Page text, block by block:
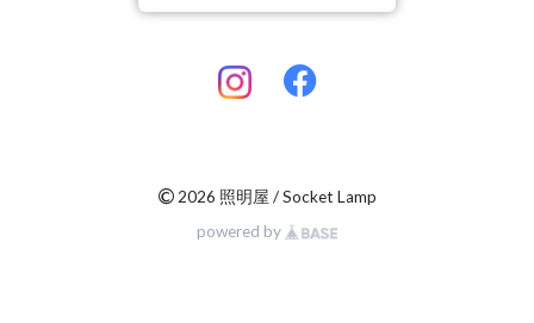
©2026 照明屋 / Socket Lamp
powered by